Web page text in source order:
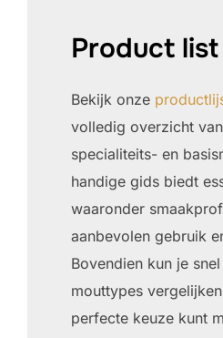
Product list
Bekijk onze
volledig overzicht
specialiteits- en
handige gids biedt
waaronder
aanbevolen gebruik
Bovendien kun je
mouttypes
perfecte keuze kunt